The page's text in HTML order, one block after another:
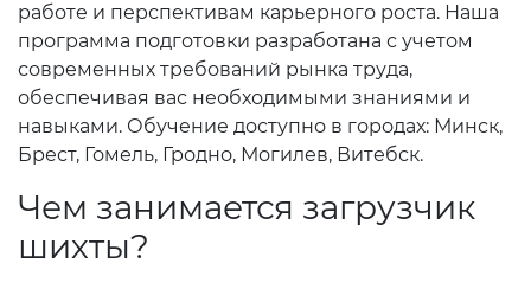
работе и перспективам карьерного роста. Наша
программа подготовки разработана с учетом
современных требований рынка труда,
обеспечивая вас необходимыми знаниями и
навыками. Обучение доступно в городах: Минск,
Брест, Гомель, Гродно, Могилев, Витебск.
Чем занимается загрузчик
шихты?